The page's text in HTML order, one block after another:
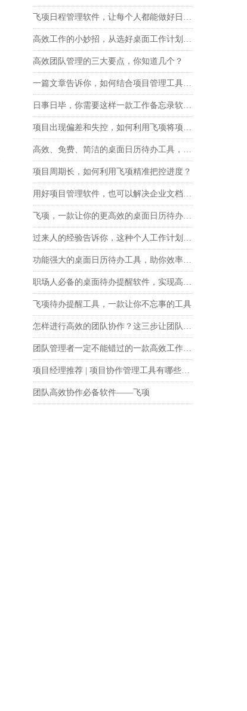
飞项日程管理软件，让每个人都能做好日程管理
高效工作的小妙招，从选好桌面工作计划管理软件开始
高效团队管理的三大要点，你知道几个？
一篇文章告诉你，如何结合项目管理工具创造有价值的WBS
日事日毕，你需要这样一款工作备忘录软件！
项目出现偏差和失控，如何利用飞项将项目拉回正轨？
高效、免费、简洁的桌面日历待办工具，助你效率开挂！
项目周期长，如何利用飞项精准把控进度？
用好项目管理软件，也可以解决企业文档管理难题
飞项，一款让你的更高效的桌面日历待办软件
过来人的经验告诉你，这种个人工作计划管理软件才值得一试！
功能强大的桌面日历待办工具，助你效率飞起!
职场人必备的桌面待办提醒软件，实现高效的待办神器！
飞项待办提醒工具，一款让你不忘事的工具
怎样进行高效的团队协作？这三步让团队协同更高效
团队管理者一定不能错过的一款高效工作任务提醒软件——飞项
项目经理推荐 | 项目协作管理工具有哪些？这一款值得一试
团队高效协作必备软件——飞项